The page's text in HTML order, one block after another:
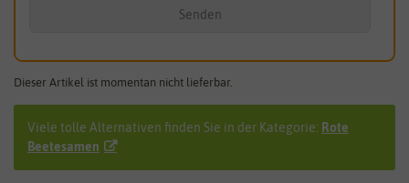
Senden
Dieser Artikel ist momentan nicht lieferbar.
Viele tolle Alternativen finden Sie in der Kategorie: Rote
Beetesamen